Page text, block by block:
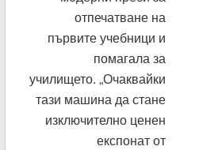
отпечатване на
първите учебници и
помагала за
училището. „Очаквайки
тази машина да стане
изключително ценен
експонат от